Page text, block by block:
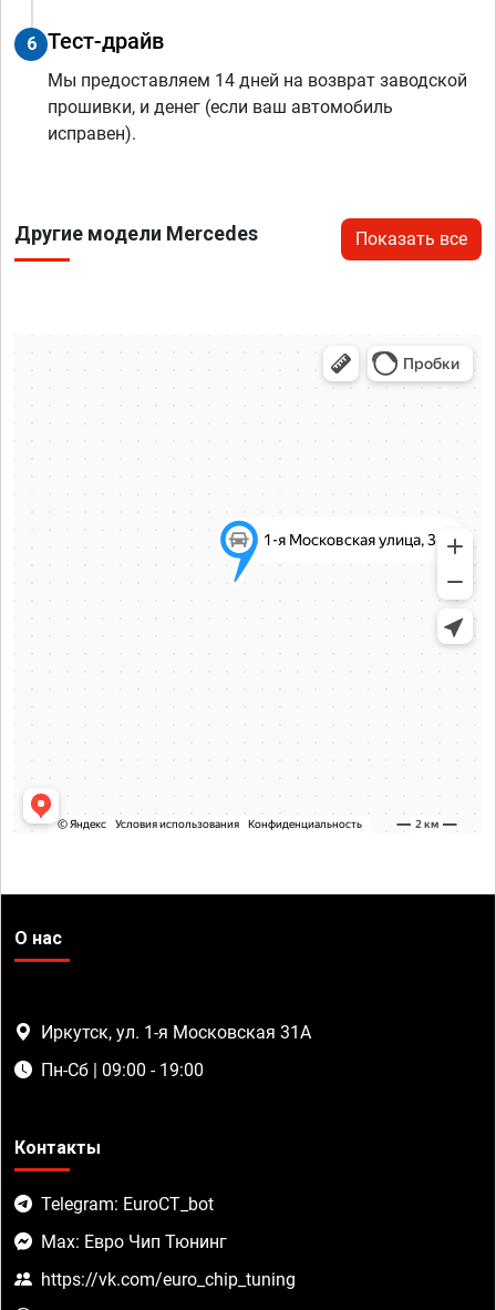
6 Тест-драйв
Мы предоставляем 14 дней на возврат заводской
прошивки, и денег (если ваш автомобиль
исправен).
Другие модели Mercedes Показать все
О нас
Иркутск, ул. 1-я Московская 31А
Пн-Сб | 09:00 - 19:00
Контакты
Telegram: EuroCT_bot
Max: Евро Чип Тюнинг
https://vk.com/euro_chip_tuning